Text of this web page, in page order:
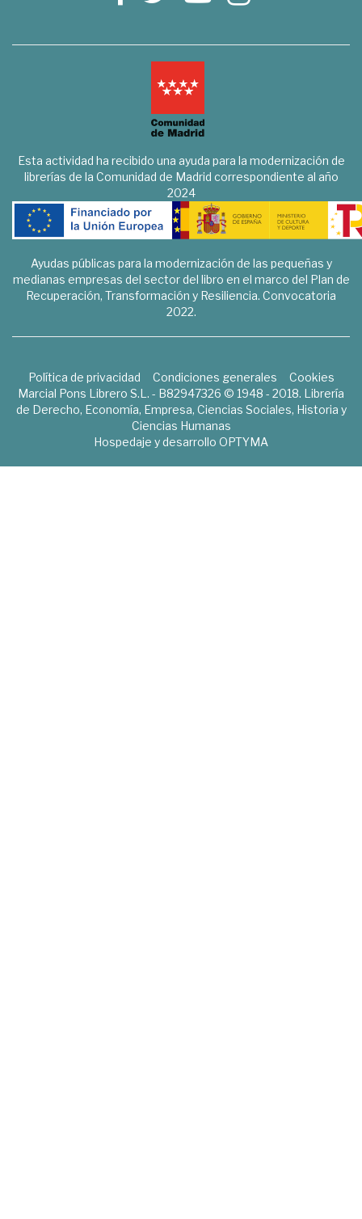
Esta actividad ha recibido una ayuda para la modernización de
librerías de la Comunidad de Madrid correspondiente al año
2024
Ayudas públicas para la modernización de las pequeñas y
medianas empresas del sector del libro en el marco del Plan de
Recuperación, Transformación y Resiliencia. Convocatoria
2022.
Política de privacidad Condiciones generales
Cookies
Marcial Pons Librero S.L. - B82947326 © 1948 - 2018. Librería
de Derecho, Economía, Empresa, Ciencias Sociales, Historia y
Ciencias Humanas
Hospedaje y desarrollo OPTYMA